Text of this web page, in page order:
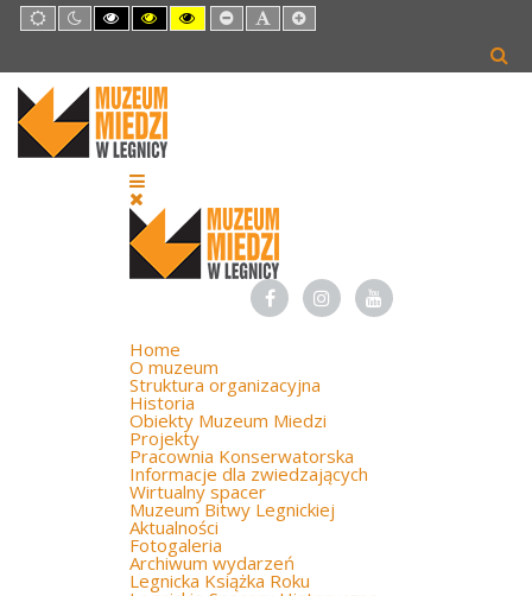
Default
mode
Night
mode
High
Contrast
mode
High
Contrast
mode
High
Contrast
mode
Set
Smaller
Set
Default
Set
Larger
Home
O muzeum
Struktura organizacyjna
Historia
Obiekty Muzeum Miedzi
Projekty
Pracownia Konserwatorska
Informacje dla zwiedzających
Wirtualny spacer
Muzeum Bitwy Legnickiej
Aktualności
Fotogaleria
Archiwum wydarzeń
Legnicka Książka Roku